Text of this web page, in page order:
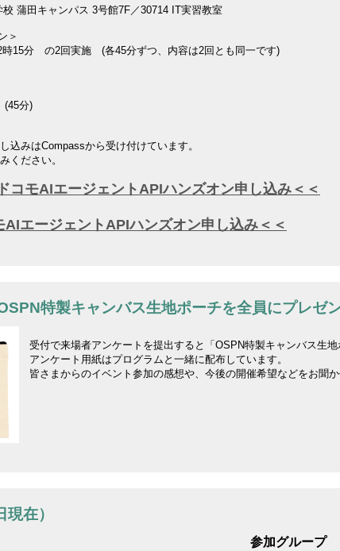
校 蒲田キャンパス 3号館7F／30714 IT実習教室
＞
時15分 の2回実施 (各45分ずつ、内容は2回とも同一です)
分)
込みはCompassから受け付けています。
ください。
モAIエージェントAPIハンズオン申し込み＜＜
エージェントAPIハンズオン申し込み＜＜
特製キャンバス生地ポーチを全員にプレゼ
受付で来場者アンケートを提出すると「OSPN特製キャンバス生
アンケート用紙はプログラムと一緒に配布しています。
皆さまからのイベント参加の感想や、今後の開催希望などをお聞
在）
参加グループ